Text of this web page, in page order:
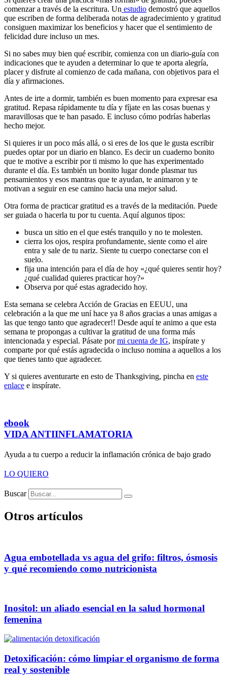
comenzar a través de la escritura. Un estudio demostró que aquellos
que escriben de forma deliberada notas de agradecimiento y gratitud
consiguen maximizar los beneficios y hacer que el sentimiento de
felicidad dure incluso un mes.
Si no sabes muy bien qué escribir, comienza con un diario-guía con
indicaciones que te ayuden a determinar lo que te aporta alegría,
placer y disfrute al comienzo de cada mañana, con objetivos para el
día y afirmaciones.
Antes de irte a dormir, también es buen momento para expresar esa
gratitud. Repasa rápidamente tu día y fíjate en las cosas buenas y
maravillosas que te han pasado. E incluso cómo podrías haberlas
hecho mejor.
Si quieres ir un poco más allá, o si eres de los que le gusta escribir
puedes optar por un diario en blanco. Es decir un cuaderno bonito
que te motive a escribir por ti mismo lo que has experimentado
durante el día. Es también un bonito lugar donde plasmar tus
pensamientos y esos mantras que te ayudan, te animaron y te
motivan a seguir en ese camino hacia una mejor salud.
Otra forma de practicar gratitud es a través de la meditación. Puede
ser guiada o hacerla tu por tu cuenta. Aquí algunos tipos:
busca un sitio en el que estés tranquilo y no te molesten.
cierra los ojos, respira profundamente, siente como el aire
entra y sale de tu nariz. Siente tu cuerpo conectarse con el
suelo.
fija una intención para el día de hoy «¿qué quieres sentir hoy?
¿qué cualidad quieres practicar hoy?»
Observa por qué estas agradecido hoy.
Esta semana se celebra Acción de Gracias en EEUU, una
celebración a la que me uní hace ya 8 años gracias a unas amigas a
las que tengo tanto que agradecer!! Desde aquí te animo a que esta
semana te propongas a cultivar la gratitud de una forma más
intencionada y especial. Pásate pormi cuenta de IG, inspírate y
comparte por qué estás agradecida o incluso nomina a aquellos a los
que tienes tanto que agradecer.
Y si quieres aventurarte en esto de Thanksgiving, pincha en este
enlace e inspírate.
ebook
VIDA ANTIINFLAMATORIA
Ayuda a tu cuerpo a reducir la inflamación crónica de bajo grado
LO QUIERO
Buscar
Otros artículos
Agua embotellada vs agua del grifo: filtros, ósmosis
y qué recomiendo como nutricionista
Inositol: un aliado esencial en la salud hormonal
femenina
Detoxificación: cómo limpiar el organismo de forma
real y sostenible